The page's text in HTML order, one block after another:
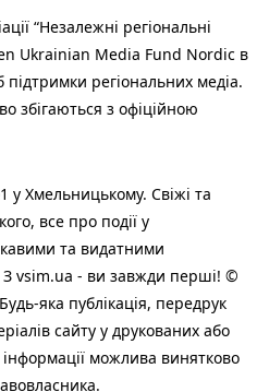
“Незалежні регіональні
Ukrainian Media Fund Nordic в
підтримки регіональних медіа.
збігаються з офіційною
Хмельницькому. Свіжі та
все про події у
та видатними
З vsim.ua - ви завжди перші! ©
яка публiкацiя, передрук
сайту у друкованих або
можлива винятково